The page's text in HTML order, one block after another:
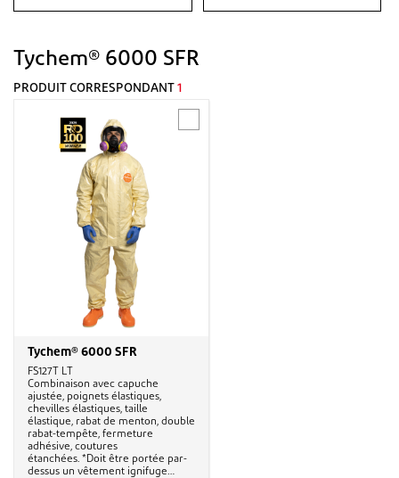
Tychem® 6000 SFR
PRODUIT CORRESPONDANT 1
Tychem® 6000 SFR
FS127T LT
Combinaison avec capuche
ajustée, poignets élastiques,
chevilles élastiques, taille
élastique, rabat de menton, double
rabat-tempête, fermeture
adhésive, coutures
étanchées. *Doit être portée par-
dessus un vêtement ignifuge